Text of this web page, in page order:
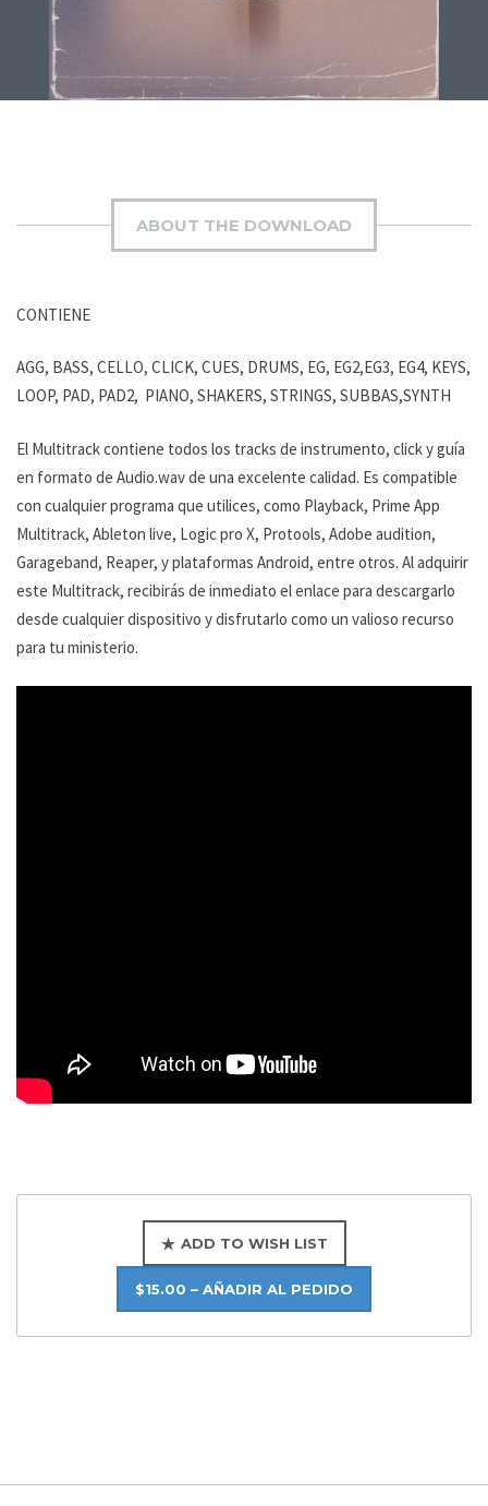
ABOUT THE DOWNLOAD
CONTIENE
AGG, BASS, CELLO, CLICK, CUES, DRUMS, EG, EG2,EG3, EG4, KEYS,
LOOP, PAD, PAD2, PIANO, SHAKERS, STRINGS, SUBBAS,SYNTH
El Multitrack contiene todos los tracks de instrumento, click y guía
en formato de Audio.wav de una excelente calidad. Es compatible
con cualquier programa que utilices, como Playback, Prime App
Multitrack, Ableton live, Logic pro X, Protools, Adobe audition,
Garageband, Reaper, y plataformas Android, entre otros. Al adquirir
este Multitrack, recibirás de inmediato el enlace para descargarlo
desde cualquier dispositivo y disfrutarlo como un valioso recurso
para tu ministerio.
ADD TO WISH LIST
$15.00 – AÑADIR AL PEDIDO